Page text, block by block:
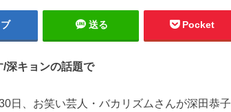
送る Pocket
/深キョンの話題で
日、お笑い芸人・バカリズムさんが深田恭子